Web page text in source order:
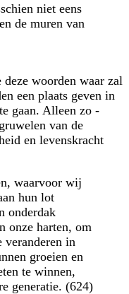
niet eens
de muren van
woorden waar zal
een plaats geven in
gaan. Alleen zo -
van de
en levenskracht
waarvoor wij
hun lot
onderdak
onze harten, om
veranderen in
groeien en
te winnen,
generatie. (624)